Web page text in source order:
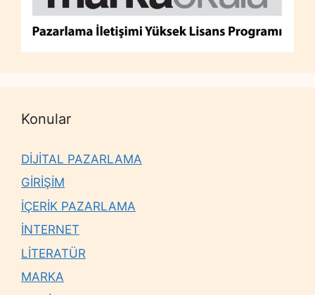
Konular
DİJİTAL PAZARLAMA
GİRİŞİM
İÇERİK PAZARLAMA
İNTERNET
LİTERATÜR
MARKA